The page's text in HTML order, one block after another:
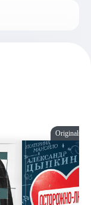
Originals